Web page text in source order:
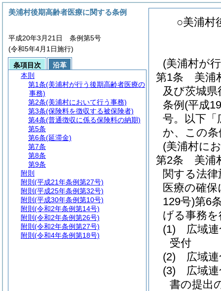
○美浦村
(美浦村が
第1条
美浦
及び茨城
条例 (平成
号。以下「
か、この
(美浦村に
第2条
美浦
関する法律
医療の確
129号)第6
げる事務
(1)
広域
受付
(2)
広域
(3)
広域
書の提出
美浦村後期高齢者医療に関する条例
平成20年3月21日 条例第5号
(令和5年4月1日施行)
条項目次
沿革
本則
第1条(美浦村が行う後期高齢者医療の
事務)
第2条(美浦村において行う事務)
第3条(保険料を徴収する被保険者)
第4条(普通徴収に係る保険料の納期)
第5条
第6条(延滞金)
第7条
第8条
第9条
附則
附則 (平成21年条例第27号)
附則 (平成25年条例第32号)
附則 (平成30年条例第10号)
附則 (令和2年条例第14号)
附則 (令和2年条例第26号)
附則 (令和2年条例第27号)
附則 (令和4年条例第18号)